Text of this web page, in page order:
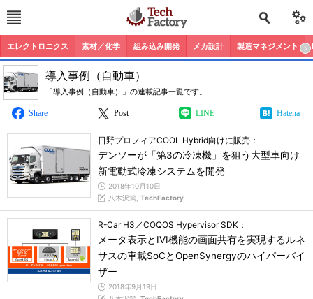
エレクトロニクス 素材／化学 組み込み開発 メカ設計 製造マネジメント
導入事例（自動車）
「導入事例（自動車）」の連載記事一覧です。
Share Post LINE Hatena
日野プロフィアCOOL Hybrid向けに販売：
デンソーが「第3の冷凍機」を狙う大型車向け
新電動式冷凍システムを開発
2018年10月10日
八木沢篤, TechFactory
R-Car H3／COQOS Hypervisor SDK：
メータ表示とIVI機能の画面共有を実現するルネ
サスの車載SoCとOpenSynergyのハイパーバイ
ザー
2018年9月19日